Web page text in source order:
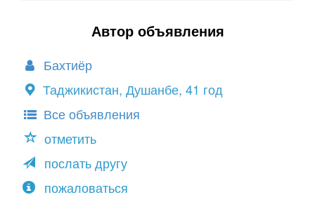
Автор объявления
Бахтиёр
Таджикистан, Душанбе, 41 год
Все объявления
отметить
послать другу
пожаловаться